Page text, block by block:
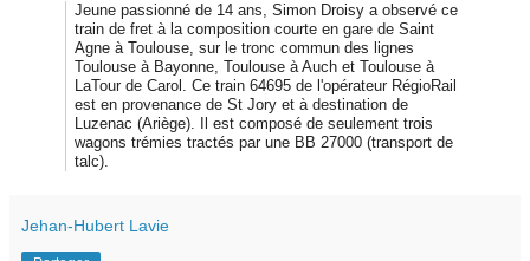
Jeune passionné de 14 ans, Simon Droisy a observé ce
train de fret à la composition courte en gare de Saint
Agne à Toulouse, sur le tronc commun des lignes
Toulouse à Bayonne, Toulouse à Auch et Toulouse à
LaTour de Carol. Ce train 64695 de l'opérateur RégioRail
est en provenance de St Jory et à destination de
Luzenac (Ariège). Il est composé de seulement trois
wagons trémies tractés par une BB 27000 (transport de
talc).
Jehan-Hubert Lavie